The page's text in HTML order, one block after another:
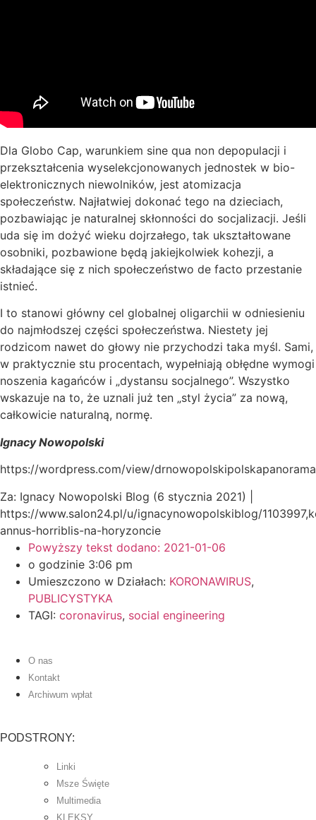
Dla Globo Cap, warunkiem sine qua non depopulacji i
przekształcenia wyselekcjonowanych jednostek w bio-
elektronicznych niewolników, jest atomizacja
społeczeństw. Najłatwiej dokonać tego na dzieciach,
pozbawiając je naturalnej skłonności do socjalizacji. Jeśli
uda się im dożyć wieku dojrzałego, tak ukształtowane
osobniki, pozbawione będą jakiejkolwiek kohezji, a
składające się z nich społeczeństwo de facto przestanie
istnieć.
I to stanowi główny cel globalnej oligarchii w odniesieniu
do najmłodszej części społeczeństwa. Niestety jej
rodzicom nawet do głowy nie przychodzi taka myśl. Sami,
w praktycznie stu procentach, wypełniają obłędne wymogi
noszenia kagańców i „dystansu socjalnego”. Wszystko
wskazuje na to, że uznali już ten „styl życia” za nową,
całkowicie naturalną, normę.
Ignacy Nowopolski
https://wordpress.com/view/
Za: Ignacy Nowopolski Blog (6 stycznia 2021) |
https://www.salon24.pl/u/ignacynowopolskiblog/
annus-horriblis-na-horyzoncie
Powyższy tekst dodano: 2021-01-06
o godzinie 3:06 pm
Umieszczono w Działach: KORONAWIRUS,
PUBLICYSTYKA
TAGI: coronavirus, social engineering
O nas
Kontakt
Archiwum wpłat
PODSTRONY:
Linki
Msze Święte
Multimedia
KLEKSY